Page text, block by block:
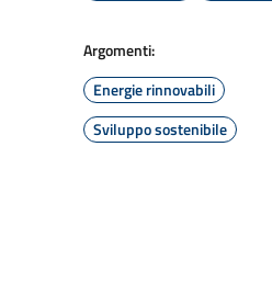
Argomenti:
Energie rinnovabili
Sviluppo sostenibile